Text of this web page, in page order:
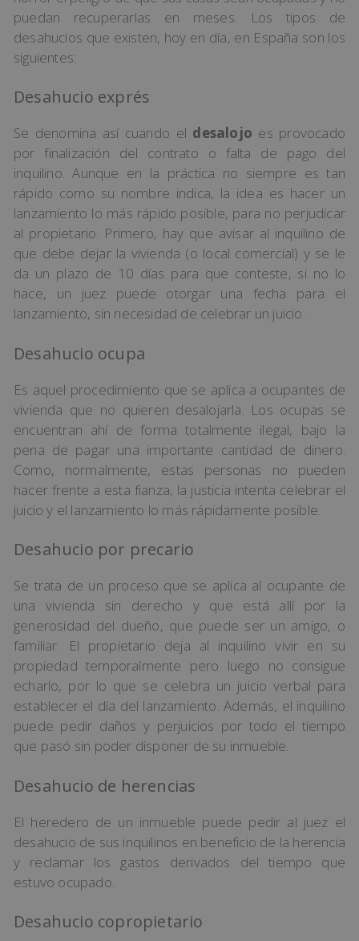
puedan recuperarlas en meses. Los tipos de
desahucios que existen, hoy en día, en España son los
siguientes:
Desahucio exprés
Se denomina así cuando el desalojo es provocado
por finalización del contrato o falta de pago del
inquilino. Aunque en la práctica no siempre es tan
rápido como su nombre indica, la idea es hacer un
lanzamiento lo más rápido posible, para no perjudicar
al propietario. Primero, hay que avisar al inquilino de
que debe dejar la vivienda (o local comercial) y se le
da un plazo de 10 días para que conteste, si no lo
hace, un juez puede otorgar una fecha para el
lanzamiento, sin necesidad de celebrar un juicio.
Desahucio ocupa
Es aquel procedimiento que se aplica a ocupantes de
vivienda que no quieren desalojarla. Los ocupas se
encuentran ahí de forma totalmente ilegal, bajo la
pena de pagar una importante cantidad de dinero.
Como, normalmente, estas personas no pueden
hacer frente a esta fianza, la justicia intenta celebrar el
juicio y el lanzamiento lo más rápidamente posible.
Desahucio por precario
Se trata de un proceso que se aplica al ocupante de
una vivienda sin derecho y que está allí por la
generosidad del dueño, que puede ser un amigo, o
familiar. El propietario deja al inquilino vivir en su
propiedad temporalmente pero luego no consigue
echarlo, por lo que se celebra un juicio verbal para
establecer el día del lanzamiento. Además, el inquilino
puede pedir daños y perjuicios por todo el tiempo
que pasó sin poder disponer de su inmueble.
Desahucio de herencias
El heredero de un inmueble puede pedir al juez el
desahucio de sus inquilinos en beneficio de la herencia
y reclamar los gastos derivados del tiempo que
estuvo ocupado.
Desahucio copropietario